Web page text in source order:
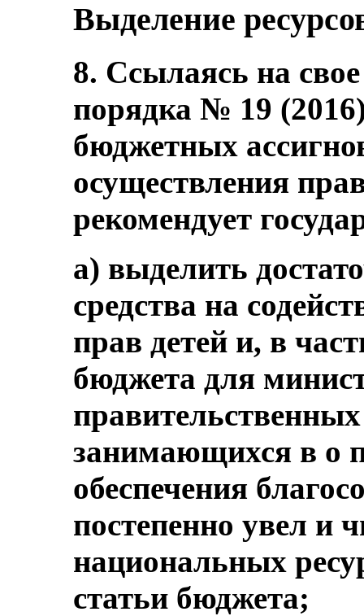
Выделение
8. Ссылаясь на
порядка № 19
бюджетных
осуществления
рекомендует
а) выделить
средства на
прав детей и, в
бюджета для
занимающихся в о
обеспечения
постепенно увел и
национальных
статьи бюджета;